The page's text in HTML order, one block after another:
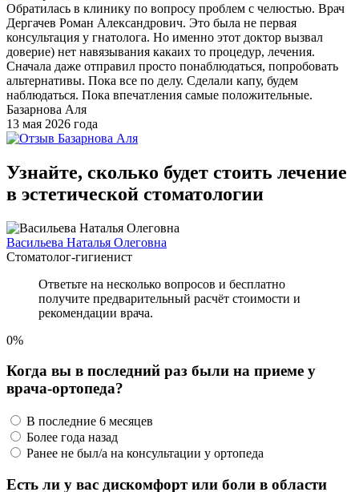
Обратилась в клинику по вопросу проблем с челюстью. Врач
Дергачев Роман Александрович. Это была не первая
консультация у гнатолога. Но именно этот доктор вызвал
доверие) нет навязывания какаих то процедур, лечения.
Сначала даже отправил просто понаблюдаться, попробовать
альтернативы. Пока все по делу. Сделали капу, будем
наблюдаться. Пока впечатления самые положительные.
Базарнова Аля
13 мая 2026 года
Узнайте, сколько будет стоить лечение
в эстетической стоматологии
Васильева Наталья Олеговна
Стоматолог-гигиенист
Ответьте на несколько вопросов и бесплатно
получите предварительный расчёт стоимости и
рекомендации врача.
0%
Когда вы в последний раз были на приеме у
врача-ортопеда?
В последние 6 месяцев
Более года назад
Ранее не был/а на консультации у ортопеда
Есть ли у вас дискомфорт или боли в области